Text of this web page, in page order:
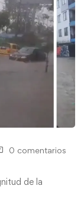
0 comentarios
de la